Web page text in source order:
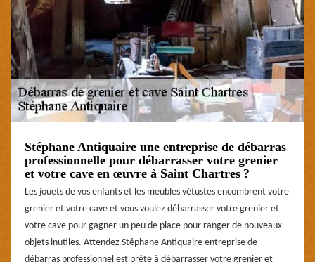
Stéphane Antiquaire une entreprise de débarras
professionnelle pour débarrasser votre grenier
et votre cave en œuvre à Saint Chartres ?
Les jouets de vos enfants et les meubles vétustes encombrent votre
grenier et votre cave et vous voulez débarrasser votre grenier et
votre cave pour gagner un peu de place pour ranger de nouveaux
objets inutiles. Attendez Stéphane Antiquaire entreprise de
débarras professionnel est prête à débarrasser votre grenier et